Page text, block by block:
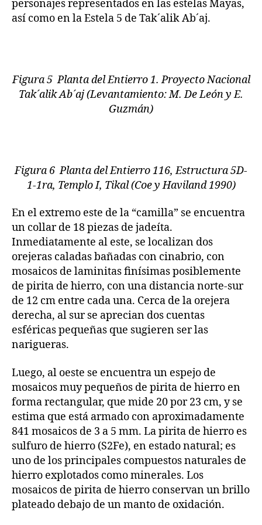
personajes representados en las estelas Mayas,
así como en la Estela 5 de Tak´alik Ab´aj.
Figura 5 Planta del Entierro 1. Proyecto Nacional
Tak´alik Ab´aj (Levantamiento: M. De León y E.
Guzmán)
Figura 6 Planta del Entierro 116, Estructura 5D-
1-1ra, Templo I, Tikal (Coe y Haviland 1990)
En el extremo este de la “camilla” se encuentra
un collar de 18 piezas de jadeíta.
Inmediatamente al este, se localizan dos
orejeras caladas bañadas con cinabrio, con
mosaicos de laminitas finísimas posiblemente
de pirita de hierro, con una distancia norte-sur
de 12 cm entre cada una. Cerca de la orejera
derecha, al sur se aprecian dos cuentas
esféricas pequeñas que sugieren ser las
narigueras.
Luego, al oeste se encuentra un espejo de
mosaicos muy pequeños de pirita de hierro en
forma rectangular, que mide 20 por 23 cm, y se
estima que está armado con aproximadamente
841 mosaicos de 3 a 5 mm. La pirita de hierro es
sulfuro de hierro (S2Fe), en estado natural; es
uno de los principales compuestos naturales de
hierro explotados como minerales. Los
mosaicos de pirita de hierro conservan un brillo
plateado debajo de un manto de oxidación.